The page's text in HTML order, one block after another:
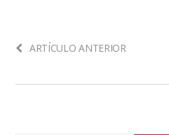
ARTÍCULO ANTERIOR